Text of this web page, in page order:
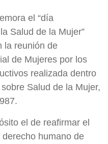
el “día
Salud de la Mujer”
la reunión de
de Mujeres por los
realizada dentro
Salud de la Mujer,
el de reafirmar el
humano de